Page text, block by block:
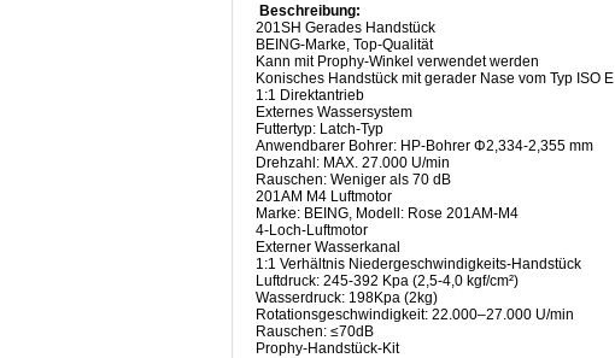
Beschreibung:
201SH Gerades Handstück
BEING-Marke, Top-Qualität
Kann mit Prophy-Winkel verwendet werden
Konisches Handstück mit gerader Nase vom Typ ISO E
1:1 Direktantrieb
Externes Wassersystem
Futtertyp: Latch-Typ
Anwendbarer Bohrer: HP-Bohrer Φ2,334-2,355 mm
Drehzahl: MAX. 27.000 U/min
Rauschen: Weniger als 70 dB
201AM M4 Luftmotor
Marke: BEING, Modell: Rose 201AM-M4
4-Loch-Luftmotor
Externer Wasserkanal
1:1 Verhältnis Niedergeschwindigkeits-Handstück
Luftdruck: 245-392 Kpa (2,5-4,0 kgf/cm²)
Wasserdruck: 198Kpa (2kg)
Rotationsgeschwindigkeit: 22.000–27.000 U/min
Rauschen: ≤70dB
Prophy-Handstück-Kit